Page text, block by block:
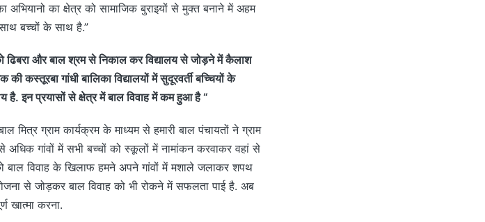
का क्षेत्र को सामाजिक बुराइयों से मुक्त बनाने में अहम
बच्चों के साथ है.”
ढिबरा और बाल श्रम से निकाल कर विद्यालय से जोड़ने में कैलाश
कस्तूरबा गांधी बालिका विद्यालयों में सुदूरवर्ती बच्चियों के
है. इन प्रयासों से क्षेत्र में बाल विवाह में कम हुआ है “
ग्राम कार्यक्रम के माध्यम से हमारी बाल पंचायतों ने ग्राम
गांवों में सभी बच्चों को स्कूलों में नामांकन करवाकर वहां से
बाल विवाह के खिलाफ हमने अपने गांवों में मशाले जलाकर शपथ
से जोड़कर बाल विवाह को भी रोकने में सफलता पाई है. अब
खात्मा करना.